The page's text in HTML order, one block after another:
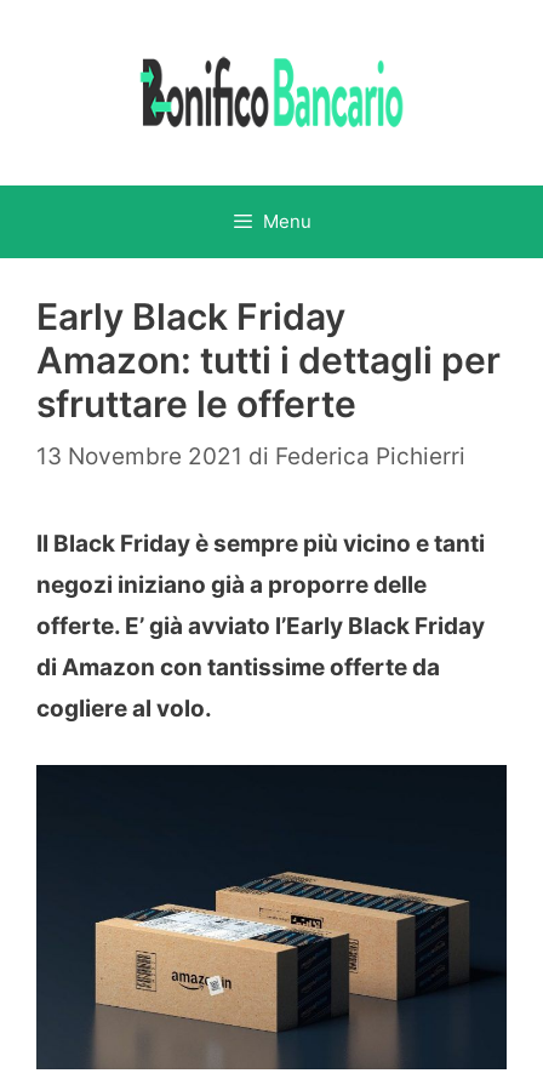
Menu
Early Black Friday
Amazon: tutti i dettagli per
sfruttare le offerte
13 Novembre 2021 di Federica Pichierri
Il Black Friday è sempre più vicino e tanti
negozi iniziano già a proporre delle
offerte. E’ già avviato l’Early Black Friday
di Amazon con tantissime offerte da
cogliere al volo.